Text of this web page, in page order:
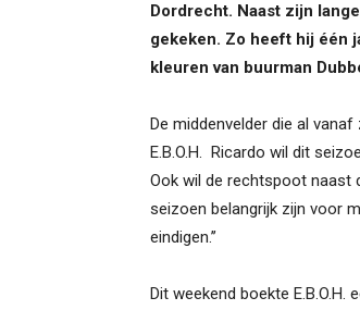
Dordrecht. Naast zijn
gekeken. Zo heeft hij één
kleuren van buurman
De middenvelder die al
E.B.O.H. Ricardo wil dit
Ook wil de rechtspoot naast
seizoen belangrijk zijn voor
eindigen.’’
Dit weekend boekte